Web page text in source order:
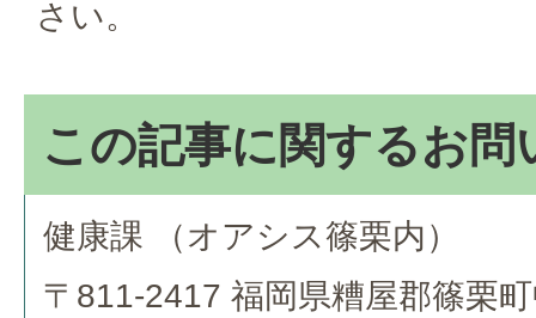
さい。
この記事に関するお問
健康課 （オアシス篠栗内）
〒811-2417 福岡県糟屋郡篠栗